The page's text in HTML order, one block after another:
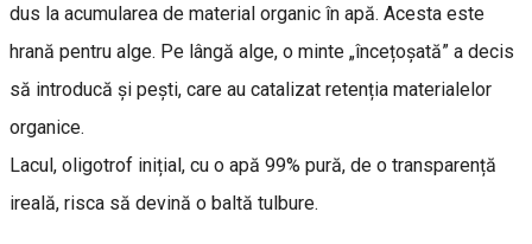
dus la acumularea de material organic în apă. Acesta este
hrană pentru alge. Pe lângă alge, o minte „încețoșată” a decis
să introducă și pești, care au catalizat retenția materialelor
organice.
Lacul, oligotrof inițial, cu o apă 99% pură, de o transparență
ireală, risca să devină o baltă tulbure.